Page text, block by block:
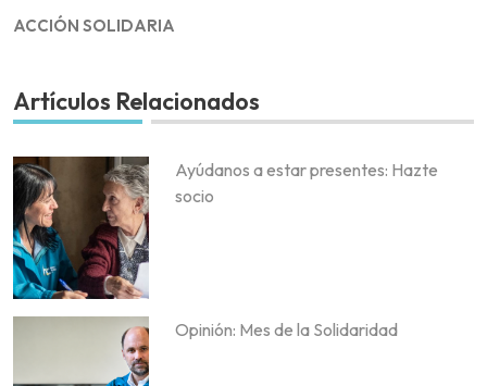
ACCIÓN SOLIDARIA
Artículos Relacionados
Ayúdanos a estar presentes: Hazte
socio
Opinión: Mes de la Solidaridad